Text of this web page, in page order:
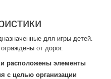
для игры детей.
от дорог.
расположены элементы
с целью организации